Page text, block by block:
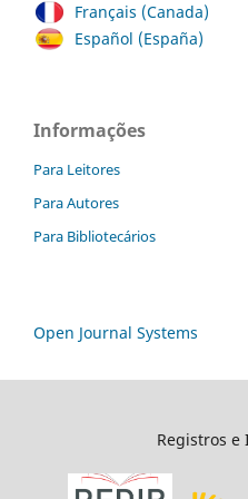
Français (Canada)
Español (España)
Informações
Para Leitores
Para Autores
Para Bibliotecários
Open Journal Systems
Registros e